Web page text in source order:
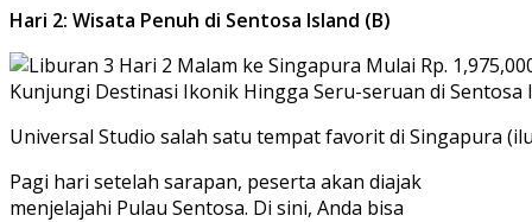
Hari 2: Wisata Penuh di Sentosa Island (B)
Universal Studio salah satu tempat favorit di Singapura
Pagi hari setelah sarapan, peserta akan diajak
menjelajahi Pulau Sentosa. Di sini, Anda bisa